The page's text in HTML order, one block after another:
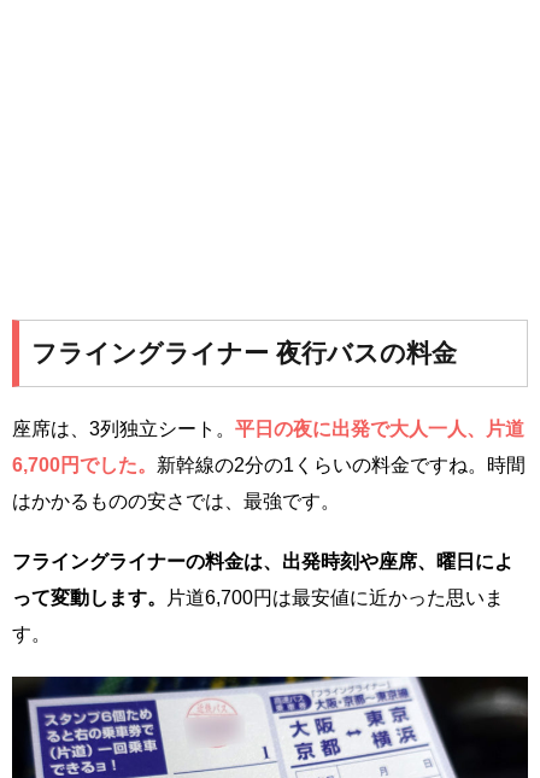
フライングライナー 夜行バスの料金
座席は、3列独立シート。 平日の夜に出発で大人一人、片道
6,700円でした。 新幹線の2分の1くらいの料金ですね。時間
はかかるものの安さでは、最強です。
フライングライナーの料金は、出発時刻や座席、曜日によ
って変動します。
片道6,700円は最安値に近かった思いま
す。